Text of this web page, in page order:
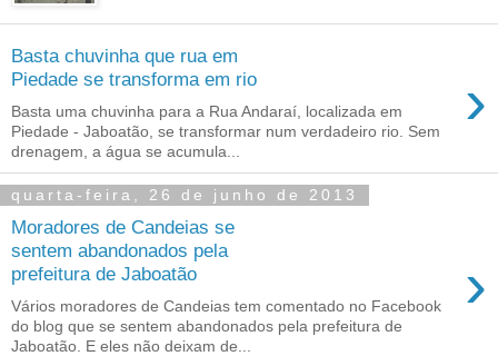
Basta chuvinha que rua em
Piedade se transforma em rio
›
Basta uma chuvinha para a Rua Andaraí, localizada em
Piedade - Jaboatão, se transformar num verdadeiro rio. Sem
drenagem, a água se acumula...
quarta-feira, 26 de junho de 2013
Moradores de Candeias se
sentem abandonados pela
prefeitura de Jaboatão
›
Vários moradores de Candeias tem comentado no Facebook
do blog que se sentem abandonados pela prefeitura de
Jaboatão. E eles não deixam de...